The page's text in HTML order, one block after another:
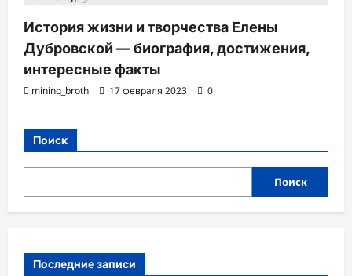
История жизни и творчества Елены
Дубровской — биография, достижения,
интересные факты
mining_broth 17 февраля 2023 0
Поиск
Поиск
Последние записи